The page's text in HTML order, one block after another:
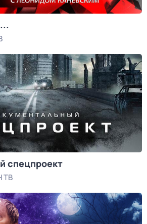
спецпроект
ТВ